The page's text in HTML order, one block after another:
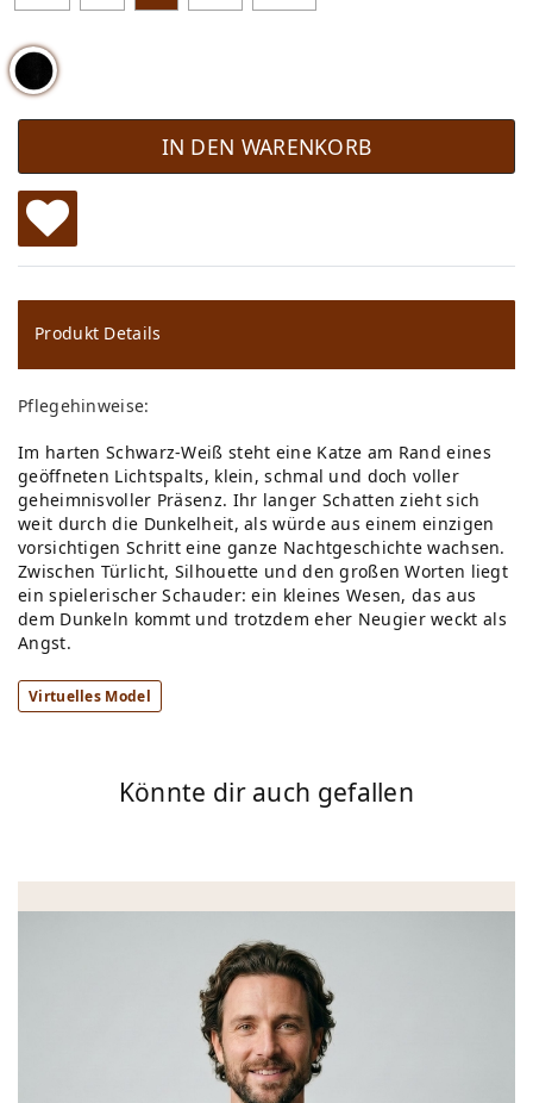
IN DEN WARENKORB
W
u
ns
ch
lis
te
Produkt Details
Pflegehinweise:
Im harten Schwarz-Weiß steht eine Katze am Rand eines
geöffneten Lichtspalts, klein, schmal und doch voller
geheimnisvoller Präsenz. Ihr langer Schatten zieht sich
weit durch die Dunkelheit, als würde aus einem einzigen
vorsichtigen Schritt eine ganze Nachtgeschichte wachsen.
Zwischen Türlicht, Silhouette und den großen Worten liegt
ein spielerischer Schauder: ein kleines Wesen, das aus
dem Dunkeln kommt und trotzdem eher Neugier weckt als
Angst.
Virtuelles Model
Könnte dir auch gefallen